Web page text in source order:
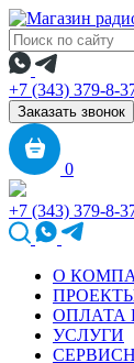
+7 (343) 379-8-
Заказать звонок
0
+7 (343) 379-8-
О
ОПЛАТА
УСЛУГИ